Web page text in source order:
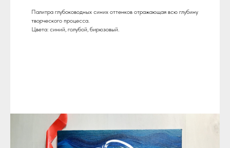
Палитра глубоководных синих оттенков отражающая всю глубину
творческого процесса.
Цвета: синий, голубой, бирюзовый.